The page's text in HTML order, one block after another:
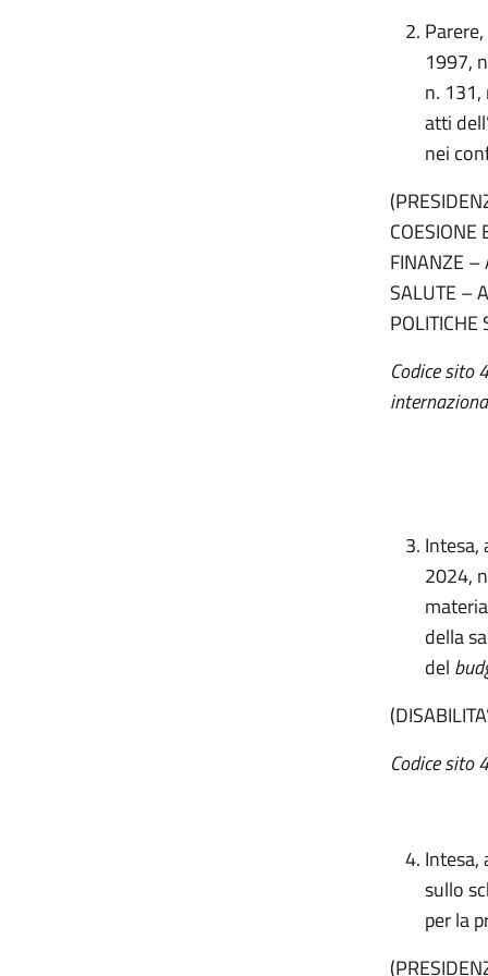
1997,
n.
atti
nei
FINANZE –
SALUTE –
POLITICHE
Codice
Intesa,
2024,
della
del
Codice sito
Intesa,
sullo
per la